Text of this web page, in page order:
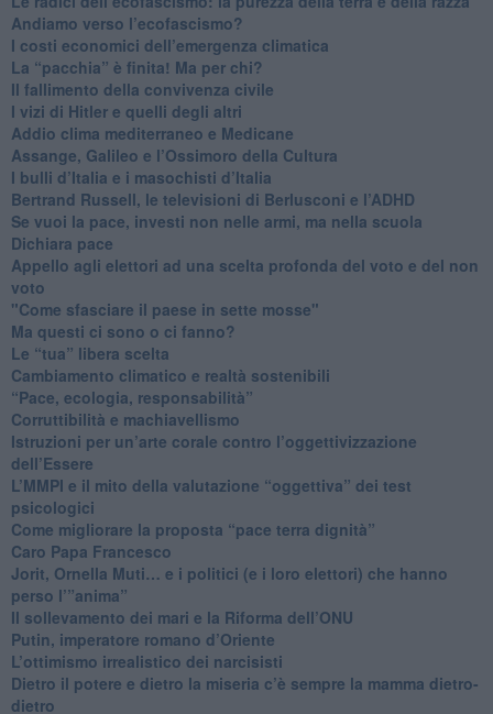
Andiamo verso l’ecofascismo?
I costi economici dell’emergenza climatica
​La “pacchia” è finita! Ma per chi?
​Il fallimento della convivenza civile
​I vizi di Hitler e quelli degli altri
Addio clima mediterraneo e Medicane
​Assange, Galileo e l’Ossimoro della Cultura
​I bulli d’Italia e i masochisti d’Italia
​Bertrand Russell, le televisioni di Berlusconi e l’ADHD
​Se vuoi la pace, investi non nelle armi, ma nella scuola
​Dichiara pace
​Appello agli elettori ad una scelta profonda del voto e del non
voto
"Come sfasciare il paese in sette mosse"
​Ma questi ci sono o ci fanno?
​Le “tua” libera scelta
Cambiamento climatico e realtà sostenibili
“Pace, ecologia, responsabilità”
​Corruttibilità e machiavellismo
Istruzioni per un’arte corale contro l’oggettivizzazione
dell’Essere
​L’MMPI e il mito della valutazione “oggettiva” dei test
psicologici
Come migliorare la proposta “pace terra dignità”
Caro Papa Francesco
​Jorit, Ornella Muti… e i politici (e i loro elettori) che hanno
perso l’”anima”
​Il sollevamento dei mari e la Riforma dell’ONU
Putin, imperatore romano d’Oriente
​L’ottimismo irrealistico dei narcisisti
​Dietro il potere e dietro la miseria c’è sempre la mamma dietro-
dietro